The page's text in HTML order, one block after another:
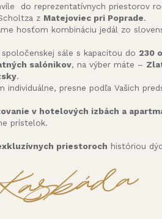
do reprezentatívnych priestorov
z Matejoviec pri Poprade.
hosťom kombináciu jedál zo
sále s kapacitou do 230
salónikov, na výber máte –
.
presne podľa Vašich
v hotelových izbách a
prístelok.
priestoroch históriou